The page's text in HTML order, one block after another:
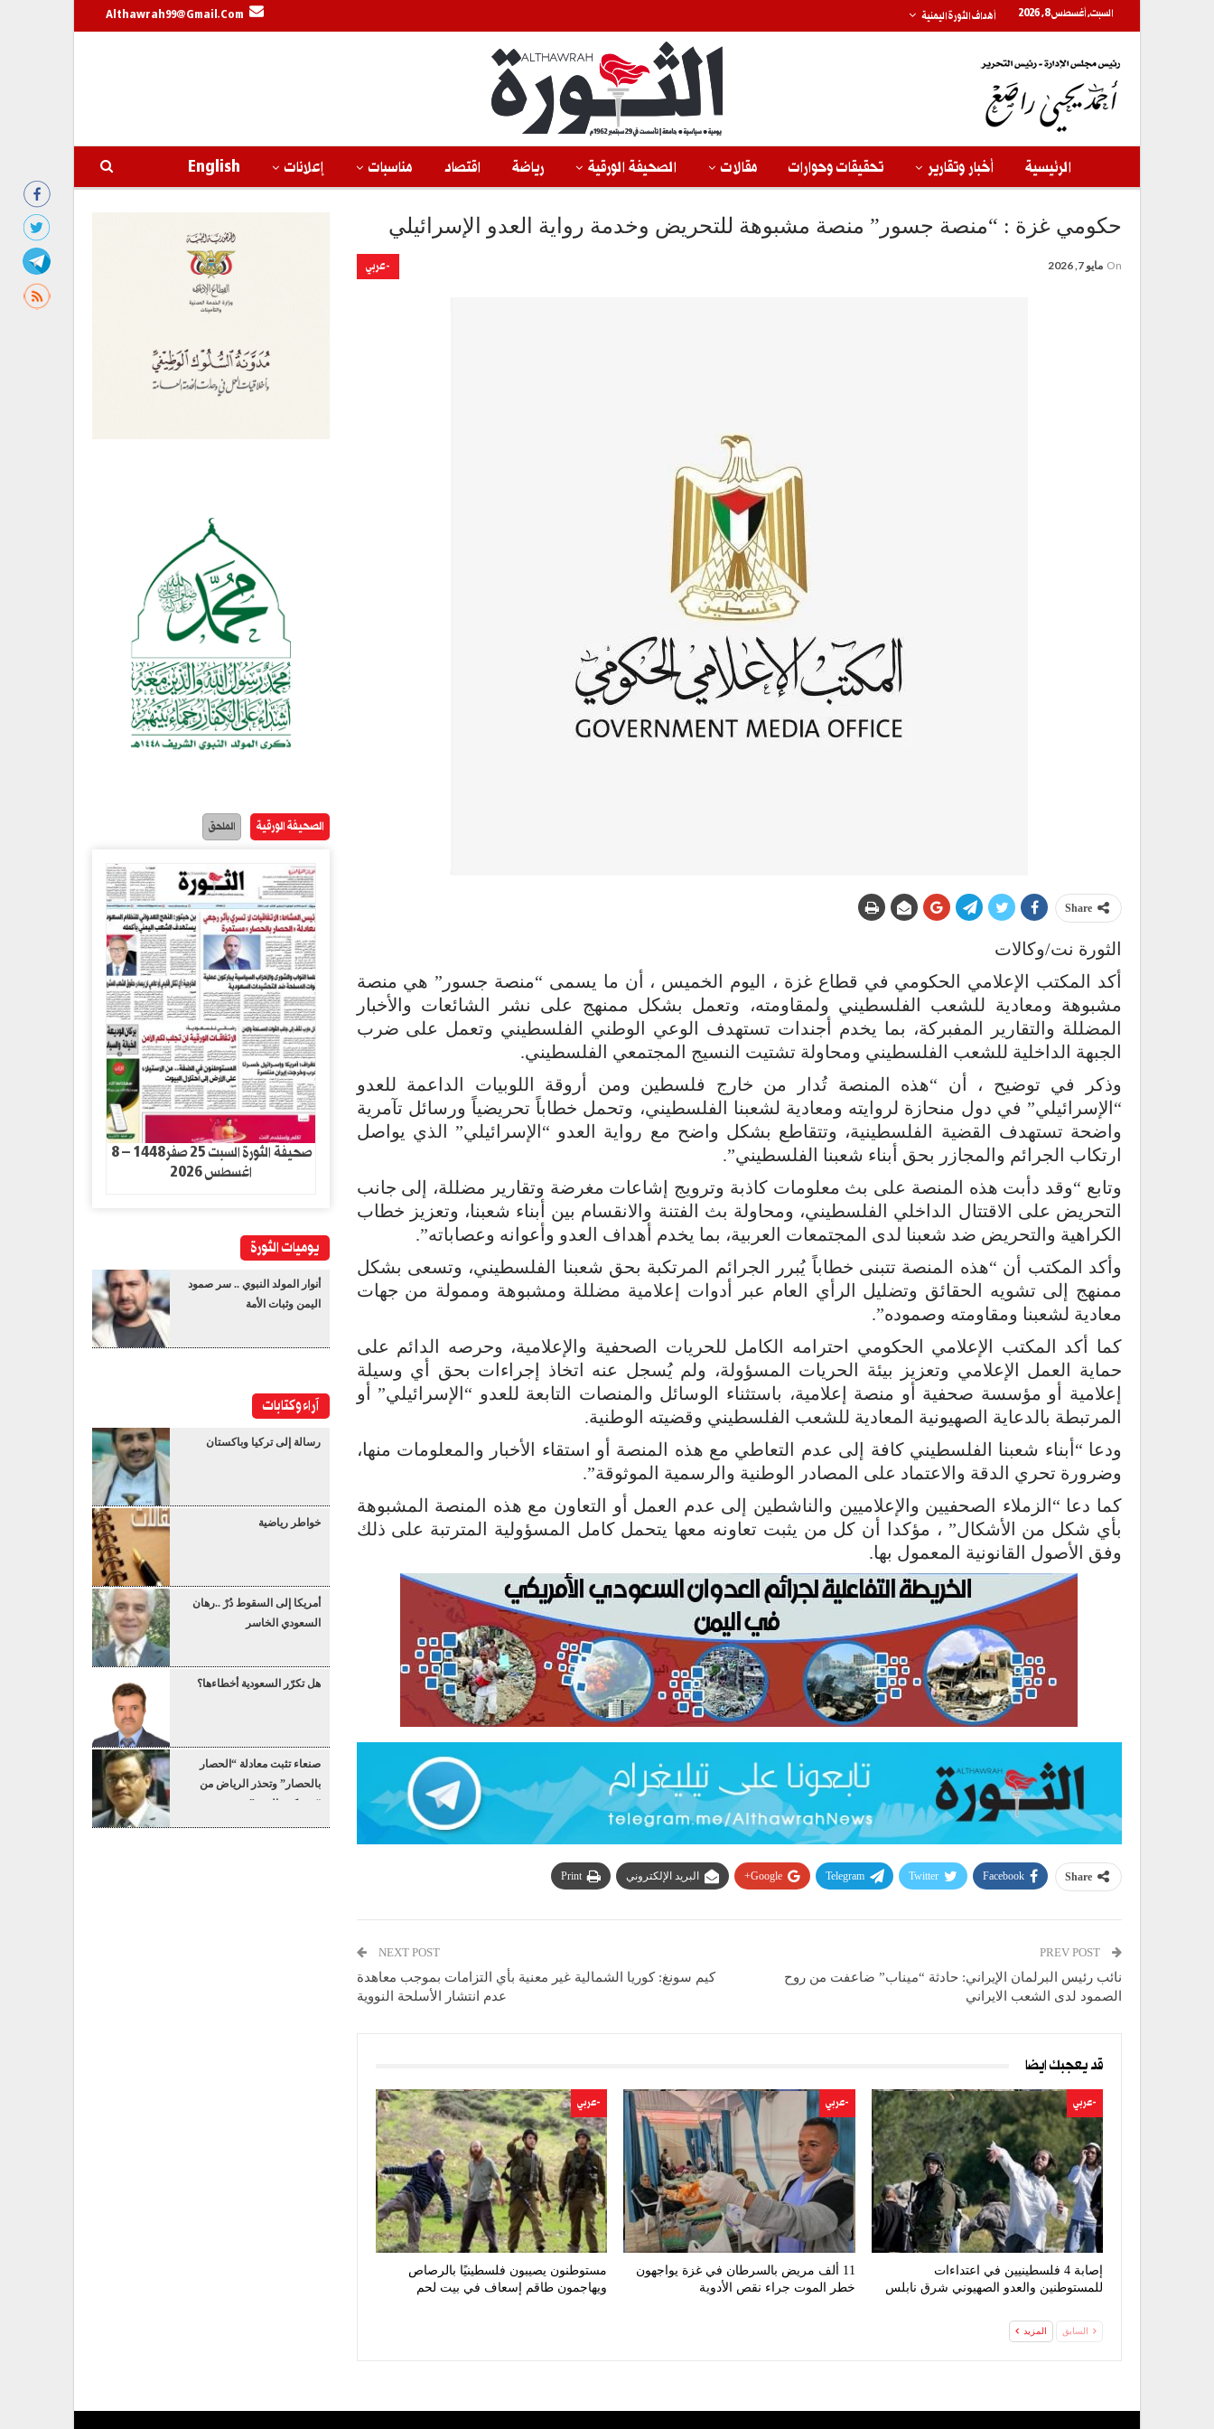
السبت, أغسطس 8, 2026 أهداف الثورة اليمنية Althawrah99@gmail.com
الرئيسية أخبار وتقارير تحقيقات وحوارات مقالات الصحيفة الورقية رياضة اقتصاد مناسبات إعلانات English
حكومي غزة : “منصة جسور” منصة مشبوهة للتحريض وخدمة رواية العدو الإسرائيلي
-عربي On مايو 7, 2026
Share
الثورة نت/وكالات
أكد المكتب الإعلامي الحكومي في قطاع غزة ، اليوم الخميس ، أن ما يسمى “منصة جسور” هي منصة
مشبوهة ومعادية للشعب الفلسطيني ولمقاومته، وتعمل بشكل ممنهج على نشر الشائعات والأخبار
المضللة والتقارير المفبركة، بما يخدم أجندات تستهدف الوعي الوطني الفلسطيني وتعمل على ضرب
الجبهة الداخلية للشعب الفلسطيني ومحاولة تشتيت النسيج المجتمعي الفلسطيني.
وذكر في توضيح ، أن “هذه المنصة تُدار من خارج فلسطين ومن أروقة اللوبيات الداعمة للعدو
“الإسرائيلي” في دول منحازة لروايته ومعادية لشعبنا الفلسطيني، وتحمل خطاباً تحريضياً ورسائل تآمرية
واضحة تستهدف القضية الفلسطينية، وتتقاطع بشكل واضح مع رواية العدو “الإسرائيلي” الذي يواصل
ارتكاب الجرائم والمجازر بحق أبناء شعبنا الفلسطيني”.
وتابع “وقد دأبت هذه المنصة على بث معلومات كاذبة وترويج إشاعات مغرضة وتقارير مضللة، إلى جانب
التحريض على الاقتتال الداخلي الفلسطيني، ومحاولة بث الفتنة والانقسام بين أبناء شعبنا، وتعزيز خطاب
الكراهية والتحريض ضد شعبنا لدى المجتمعات العربية، بما يخدم أهداف العدو وأعوانه وعصاباته”.
وأكد المكتب أن “هذه المنصة تتبنى خطاباً يُبرر الجرائم المرتكبة بحق شعبنا الفلسطيني، وتسعى بشكل
ممنهج إلى تشويه الحقائق وتضليل الرأي العام عبر أدوات إعلامية مضللة ومشبوهة وممولة من جهات
معادية لشعبنا ومقاومته وصموده”.
كما أكد المكتب الإعلامي الحكومي احترامه الكامل للحريات الصحفية والإعلامية، وحرصه الدائم على
حماية العمل الإعلامي وتعزيز بيئة الحريات المسؤولة، ولم يُسجل عنه اتخاذ إجراءات بحق أي وسيلة
إعلامية أو مؤسسة صحفية أو منصة إعلامية، باستثناء الوسائل والمنصات التابعة للعدو “الإسرائيلي” أو
المرتبطة بالدعاية الصهيونية المعادية للشعب الفلسطيني وقضيته الوطنية.
ودعا “أبناء شعبنا الفلسطيني كافة إلى عدم التعاطي مع هذه المنصة أو استقاء الأخبار والمعلومات منها،
وضرورة تحري الدقة والاعتماد على المصادر الوطنية والرسمية الموثوقة”.
كما دعا “الزملاء الصحفيين والإعلاميين والناشطين إلى عدم العمل أو التعاون مع هذه المنصة المشبوهة
بأي شكل من الأشكال” ، مؤكدا أن كل من يثبت تعاونه معها يتحمل كامل المسؤولية المترتبة على ذلك
وفق الأصول القانونية المعمول بها.
Share
Facebook
Twitter
Telegram
Google+ البريد الإلكتروني Print
نائب رئيس البرلمان الإيراني: حادثة “ميناب” ضاعفت من روح
الصمود لدى الشعب الايراني
NEXT POST
كيم سونغ: كوريا الشمالية غير معنية بأي التزامات بموجب معاهدة
عدم انتشار الأسلحة النووية
قد يعجبك ايضا
-عربي
إصابة 4 فلسطينيين في اعتداءات
للمستوطنين والعدو الصهيوني شرق نابلس
-عربي
11 ألف مريض بالسرطان في غزة يواجهون
خطر الموت جراء نقص الأدوية
-عربي
مستوطنون يصيبون فلسطينيًا بالرصاص
ويهاجمون طاقم إسعاف في بيت لحم
السابق المزيد
الصحيفة الورقية الملحق
صحيفة الثورة السبت 25 صفر1448 – 8
اغسطس 2026
يوميات الثورة
أنوار المولد النبوي .. سر صمود
اليمن وثبات الأمة
آراء وكتابات
رسالة إلى تركيا وباكستان
خواطر رياضية
أمريكا إلى السقوط دُرْ ..رهان
السعودي الخاسر
هل تكرّر السعودية أخطاءها؟
صنعاء تثبت معادلة “الحصار
بالحصار” وتحذر الرياض من
“عسكرة البحر”